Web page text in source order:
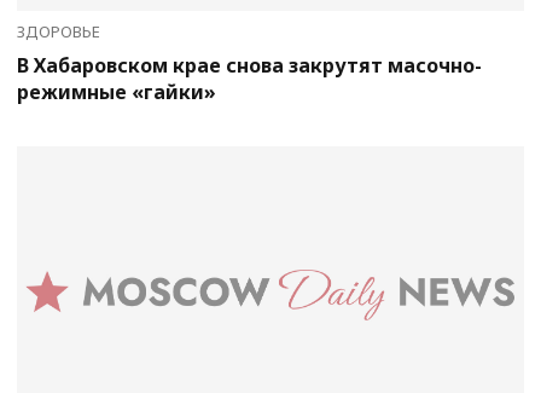
ЗДОРОВЬЕ
В Хабаровском крае снова закрутят масочно-
режимные «гайки»